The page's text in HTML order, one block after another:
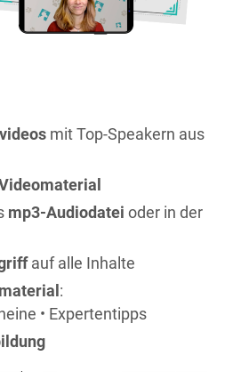
mit Top-Speakern aus
mp3-Audiodatei oder in der
auf alle Inhalte
:
• Expertentipps